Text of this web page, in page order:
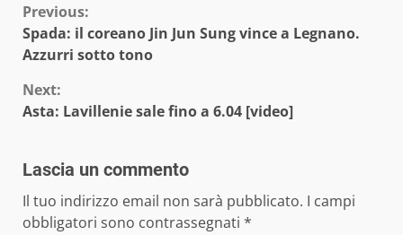
Continue
Reading
Previous:
Spada: il coreano Jin Jun Sung vince a Legnano.
Azzurri sotto tono
Next:
Asta: Lavillenie sale fino a 6.04 [video]
Lascia un commento
Il tuo indirizzo email non sarà pubblicato. I campi
obbligatori sono contrassegnati *